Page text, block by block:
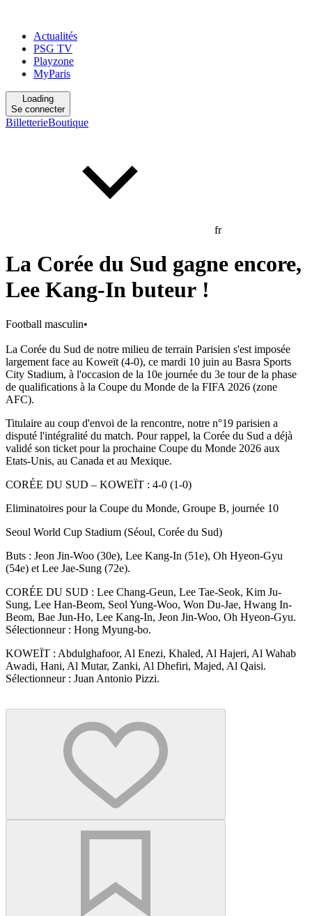
Actualités
PSG TV
Playzone
MyParis
Loading
Se connecter
BilletterieBoutique
fr
La Corée du Sud gagne encore,
Lee Kang-In buteur !
Football masculin•
La Corée du Sud de notre milieu de terrain Parisien s'est imposée
largement face au Koweït (4-0), ce mardi 10 juin au Basra Sports
City Stadium, à l'occasion de la 10e journée du 3e tour de la phase
de qualifications à la Coupe du Monde de la FIFA 2026 (zone
AFC).
Titulaire au coup d'envoi de la rencontre, notre n°19 parisien a
disputé l'intégralité du match. Pour rappel, la Corée du Sud a déjà
validé son ticket pour la prochaine Coupe du Monde 2026 aux
Etats-Unis, au Canada et au Mexique.
CORÉE DU SUD – KOWEÏT : 4-0 (1-0)
Eliminatoires pour la Coupe du Monde, Groupe B, journée 10
Seoul World Cup Stadium (Séoul, Corée du Sud)
Buts : Jeon Jin-Woo (30e), Lee Kang-In (51e), Oh Hyeon-Gyu
(54e) et Lee Jae-Sung (72e).
CORÉE DU SUD : Lee Chang-Geun, Lee Tae-Seok, Kim Ju-
Sung, Lee Han-Beom, Seol Yung-Woo, Won Du-Jae, Hwang In-
Beom, Bae Jun-Ho, Lee Kang-In, Jeon Jin-Woo, Oh Hyeon-Gyu.
Sélectionneur : Hong Myung-bo.
KOWEÏT : Abdulghafoor, Al Enezi, Khaled, Al Hajeri, Al Wahab
Awadi, Hani, Al Mutar, Zanki, Al Dhefiri, Majed, Al Qaisi.
Sélectionneur : Juan Antonio Pizzi.